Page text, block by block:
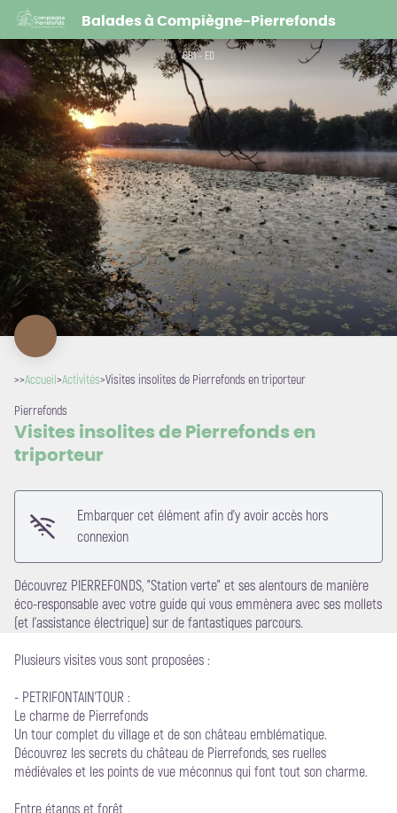
Balades à Compiègne-Pierrefonds
GB1 - ED
Voir l'image en plein écran
>>Accueil>Activités>Visites insolites de Pierrefonds en triporteur
Pierrefonds
Visites insolites de Pierrefonds en
triporteur
Embarquer cet élément afin d'y avoir accès hors
connexion
Découvrez PIERREFONDS, "Station verte" et ses alentours de manière
éco-responsable avec votre guide qui vous emmènera avec ses mollets
(et l'assistance électrique) sur de fantastiques parcours.
Plusieurs visites vous sont proposées :
- PETRIFONTAIN'TOUR :
Le charme de Pierrefonds
Un tour complet du village et de son château emblématique.
Découvrez les secrets du château de Pierrefonds, ses ruelles
médiévales et les points de vue méconnus qui font tout son charme.
Entre étangs et forêt